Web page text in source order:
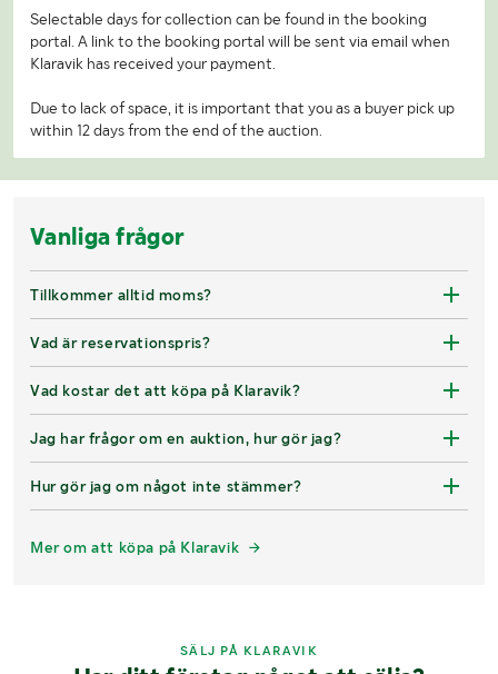
Selectable days for collection can be found in the booking
portal. A link to the booking portal will be sent via email when
Klaravik has received your payment.
Due to lack of space, it is important that you as a buyer pick up
within 12 days from the end of the auction.
Vanliga frågor
Tillkommer alltid moms?
Vad är reservationspris?
Vad kostar det att köpa på Klaravik?
Jag har frågor om en auktion, hur gör jag?
Hur gör jag om något inte stämmer?
Mer om att köpa på Klaravik
SÄLJ PÅ KLARAVIK